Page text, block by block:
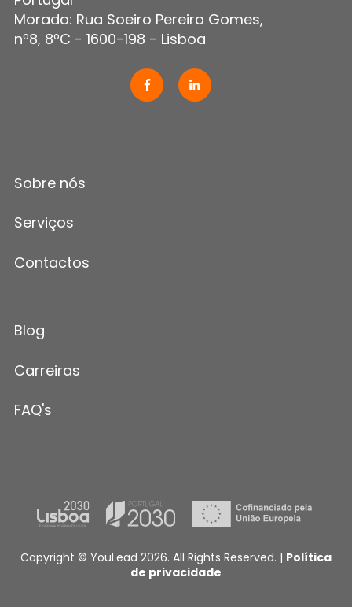
Morada: Rua Soeiro Pereira Gomes,
nº8, 8ºC - 1600-198 - Lisboa
Sobre nós
Serviços
Contactos
Blog
Carreiras
FAQ's
Copyright © YouLead 2026. All Rights Reserved. | Política
de privacidade